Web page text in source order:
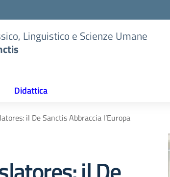
Linguistico e Scienze Umane
Didattica
il De Sanctis Abbraccia l’Europa